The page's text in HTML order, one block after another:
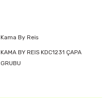
Kama By Reis
KAMA BY REIS KDC1231 ÇAPA
GRUBU